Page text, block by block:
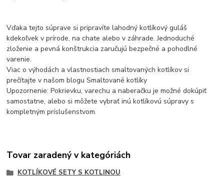
Vďaka tejto súprave si pripravíte lahodný kotlíkový guláš
kdekoľvek v prírode, na chate alebo v záhrade. Jednoduché
zloženie a pevná konštrukcia zaručujú bezpečné a pohodlné
varenie.
Viac o výhodách a vlastnostiach smaltovaných kotlíkov si
prečítajte v našom blogu Smaltované kotlíky
Upozornenie: Pokrievku, varechu a naberačku je možné dokúpiť
samostatne, alebo si môžete vybrať inú kotlíkovú súpravy s
kompletným príslušenstvom.
Tovar zaradený v kategóriách
KOTLÍKOVÉ SETY S KOTLINOU